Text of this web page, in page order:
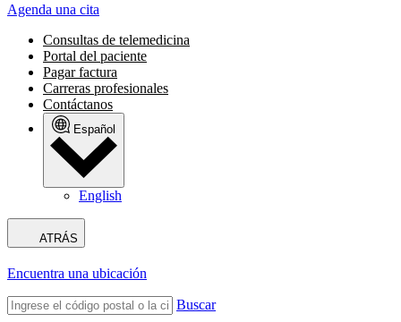
Agenda una cita
Consultas de telemedicina
Portal del paciente
Pagar factura
Carreras profesionales
Contáctanos
Español
English
ATRÁS
Encuentra una ubicación
Buscar